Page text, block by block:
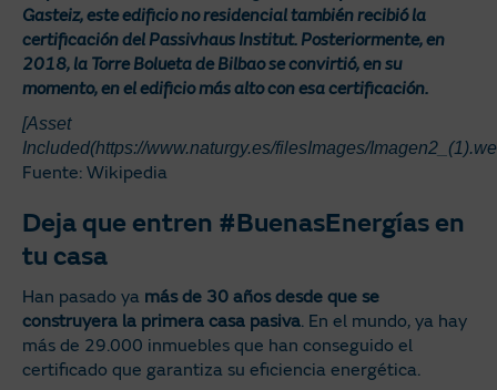
Gasteiz, este edificio no residencial también recibió la
certificación del Passivhaus Institut. Posteriormente, en
2018, la Torre Bolueta de Bilbao se convirtió, en su
momento, en el edificio más alto con esa certificación.
[Asset
Included(https://www.naturgy.es/filesImages/
Fuente: Wikipedia
Deja que entren #BuenasEnergías en
tu casa
Han pasado ya más de 30 años desde que se
construyera la primera casa pasiva. En el mundo, ya hay
más de 29.000 inmuebles que han conseguido el
certificado que garantiza su eficiencia energética.